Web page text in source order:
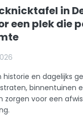
in
een plek die
en dagelijks
binnentuinen
zorgen voor een